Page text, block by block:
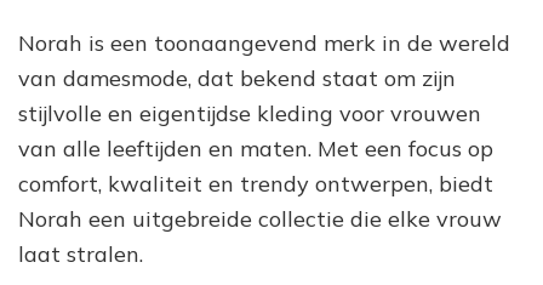
Norah is een toonaangevend merk in de wereld
van damesmode, dat bekend staat om zijn
stijlvolle en eigentijdse kleding voor vrouwen
van alle leeftijden en maten. Met een focus op
comfort, kwaliteit en trendy ontwerpen, biedt
Norah een uitgebreide collectie die elke vrouw
laat stralen.